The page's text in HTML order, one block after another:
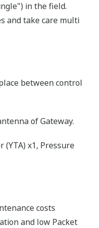
in the field.
and take care multi
between control
of Gateway.
x1, Pressure
costs
and low Packet